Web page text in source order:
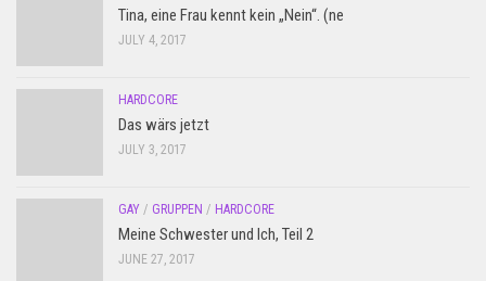
Tina, eine Frau kennt kein „Nein“. (ne
JULY 4, 2017
HARDCORE
Das wärs jetzt
JULY 3, 2017
GAY / GRUPPEN / HARDCORE
Meine Schwester und Ich, Teil 2
JUNE 27, 2017